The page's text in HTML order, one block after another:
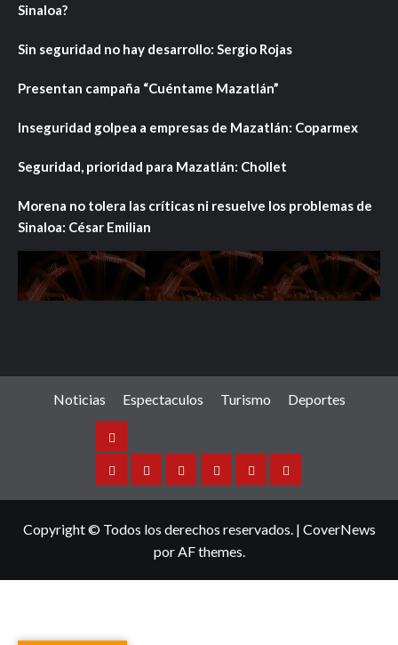
Sinaloa?
Sin seguridad no hay desarrollo: Sergio Rojas
Presentan campaña “Cuéntame Mazatlán”
Inseguridad golpea a empresas de Mazatlán: Coparmex
Seguridad, prioridad para Mazatlán: Chollet
Morena no tolera las críticas ni resuelve los problemas de
Sinaloa: César Emilian
Noticias Espectaculos Turismo Deportes
Noticias
SinaloaNacionalInternacionalEspectaculos
TurismoDeportes
Copyright © Todos los derechos reservados. | CoverNews
por AF themes.